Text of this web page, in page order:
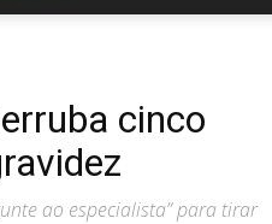
cinco
ao especialista” para tirar